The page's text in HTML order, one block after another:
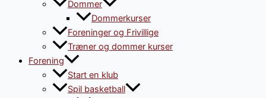
Dommer
Dommerkurser
Foreninger og Frivillige
Træner og dommer kurser
Forening
Start en klub
Spil basketball